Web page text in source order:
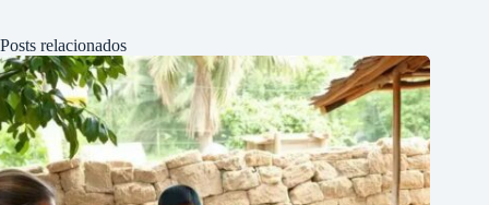
Posts relacionados